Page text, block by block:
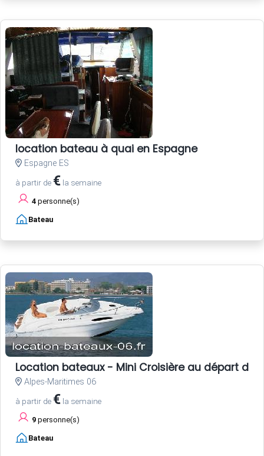
location bateau à quai en Espagne
Espagne ES
à partir de € la semaine
4 personne(s)
Bateau
Location bateaux - Mini Croisière au départ de
Alpes-Maritimes 06
à partir de € la semaine
9 personne(s)
Bateau